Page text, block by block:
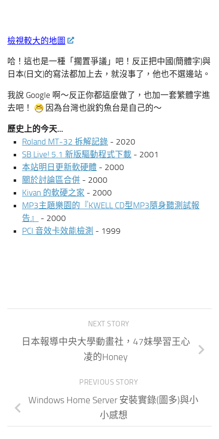
檢視較大的地圖
哈！這也是一種「擱置爭議」吧！反正把中國(簡體字)與
日本(日文)的寫法都加上去，就沒事了，他也不選邊站。
我說 Google 啊～反正你都這麼做了，也加一套繁體字進
去吧！
因為台灣也說釣魚台是自己的～
歷史上的今天...
Roland MT-32 拆解記錄 - 2020
SB Live! 5.1 新版驅動程式下載 - 2001
本站明日更新軟硬體 - 2000
關於討論區合併 - 2000
Kivan 的軟硬之家 - 2000
MP3主題樂園的『KWELL CD型MP3隨身聽測試報
告』
- 2000
PCI 音效卡效能檢測 - 1999
NEXT STORY
日本報導中央大學動畫社，47妹學習王心
凌的Honey
PREVIOUS STORY
Windows Home Server 安裝實錄(圖多)與小
小感想